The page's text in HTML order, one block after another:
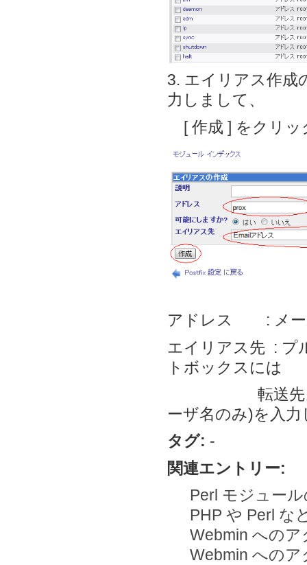
3. エイリアス作成
力しまして、
[ 作成 ] をクリッ
アドレス : メー
エイリアス先 : プ
トボックスには
転送先メール
ーザ名のみ)を入力
タグ: -
関連エントリー:
Perl モジュー
PHP や Perl な
Webmin への
Webmin への